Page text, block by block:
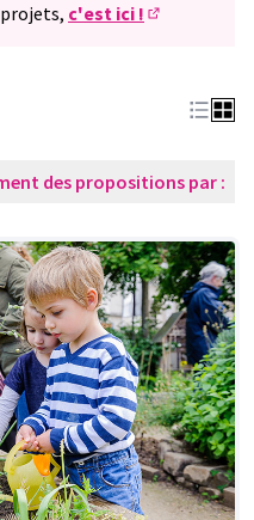
c'est ici !
des propositions par :